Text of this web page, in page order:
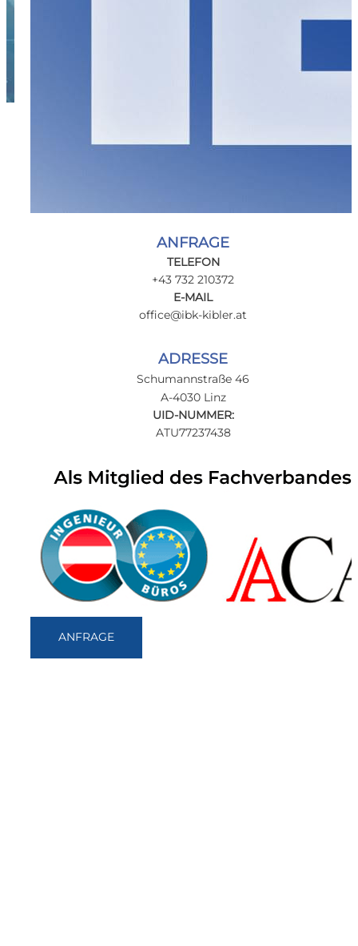
ANFRAGE
TELEFON
+43 732 210372
E-MAIL
office@ibk-kibler.at
ADRESSE
Schumannstraße 46
A-4030 Linz
UID-NUMMER:
ATU77237438
ANFRAGE